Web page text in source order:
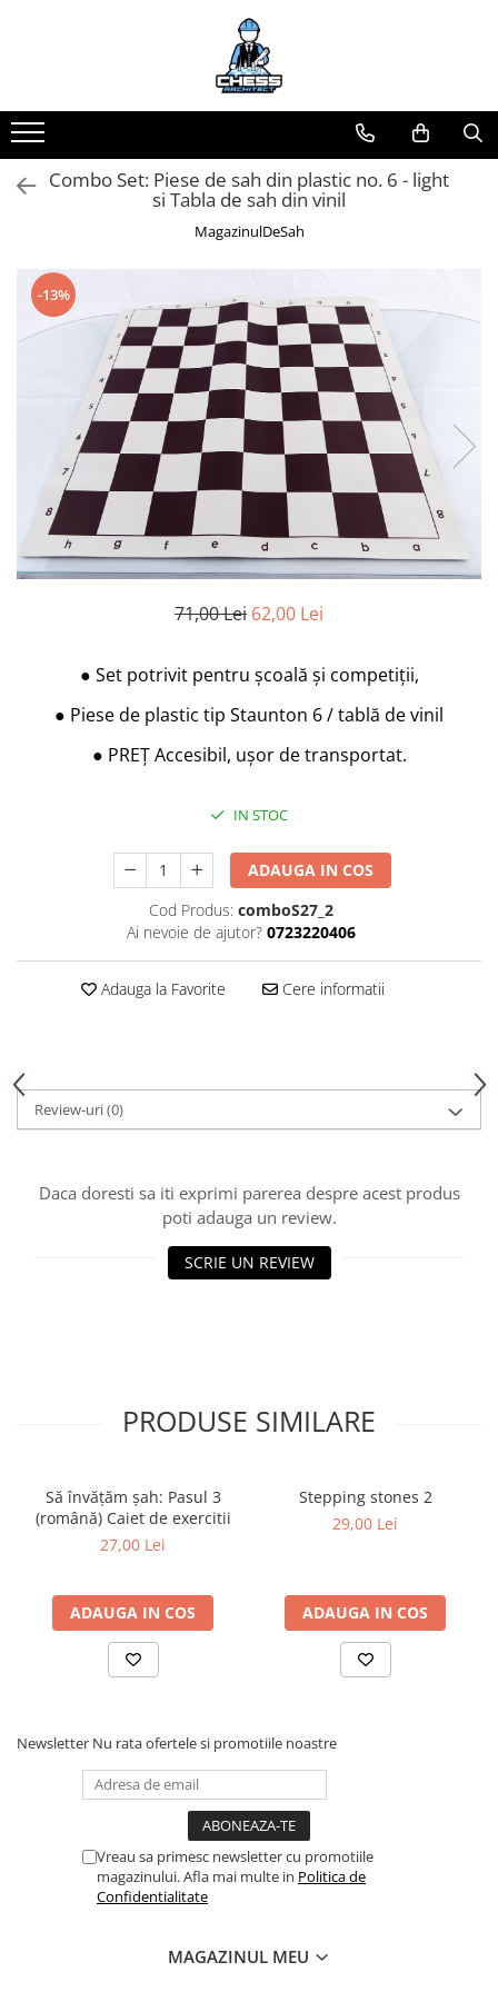
Materiale Șahiste
Accesorii
Accesorii tabla
Ceasuri Pentru Diverse Jocuri
Ceasuri
Tabla De Sah Din Lemn
Cluburi Si Scoli
Colectie De Partide
colectie de partide
Computere de sah
Deschideri
DGT
Finaluri
Lemn De Boxwood
Lemn De Carpen (hornbeam)
Lemn De Sheesham
Piese De Sah Tematice Din Plastic
Piese Din Lemn
Piese Din Plastic
Piese sah electronice
Piese sah electronice
Piese Sah Tematice Din Metal
Puzzle
Sah Magnetic India
Seturi Sah
Step 6
Tabla De Demonstratie
Caiete Partida
Carti De Sah
Produse Digitale
Faza 3
Universul Chess Architect
Experiențe Șahiste
Antrenamente Șahiste
Combo Set: Piese de sah din plastic no. 6 - light
si Tabla de sah din vinil
MagazinulDeSah
-13%
71,00 Lei 62,00 Lei
● Set potrivit pentru școală și competiții,
● Piese de plastic tip Staunton 6 / tablă de vinil
● PREȚ Accesibil, ușor de transportat.
IN STOC
ADAUGA IN COS
Cod Produs: comboS27_2
Ai nevoie de ajutor? 0723220406
Adauga la Favorite Cere informatii
Review-uri(0)
Daca doresti sa iti exprimi parerea despre acest produs
poti adauga un review.
SCRIE UN REVIEW
PRODUSE SIMILARE
Să învățăm șah: Pasul 3
(română) Caiet de exercitii
27,00 Lei
ADAUGA IN COS
Stepping stones 2
29,00 Lei
ADAUGA IN COS
Newsletter Nu rata ofertele si promotiile noastre
Vreau sa primesc newsletter cu promotiile
magazinului. Afla mai multe in Politica de
Confidentialitate
MAGAZINUL MEU